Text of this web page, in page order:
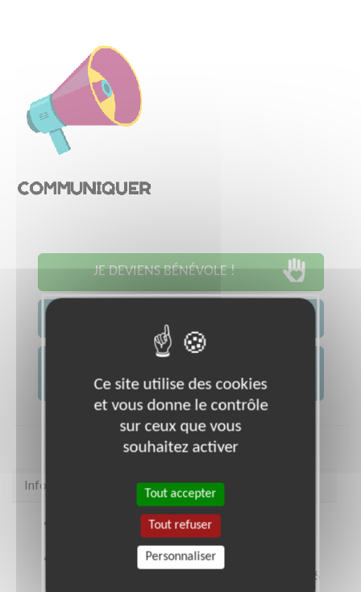
JE DEVIENS BÉNÉVOLE !
AFM -...
Infos pratiques
https://www.facebook.com/telethon18?
Pôle commercial et Tertiaire de la
Chancellerie 70 avenue de la Libération BOURGES
Ce site utilise des cookies
et vous donne le contrôle
sur ceux que vous
souhaitez activer
Tout accepter
Tout refuser
Personnaliser